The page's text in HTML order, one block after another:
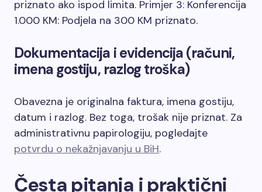
priznato ako ispod limita. Primjer 3: Konferencija
1.000 KM: Podjela na 300 KM priznato.
Dokumentacija i evidencija (računi,
imena gostiju, razlog troška)
Obavezna je originalna faktura, imena gostiju,
datum i razlog. Bez toga, trošak nije priznat. Za
administrativnu papirologiju, pogledajte
potvrdu o nekažnjavanju u BiH.
Česta pitanja i praktični